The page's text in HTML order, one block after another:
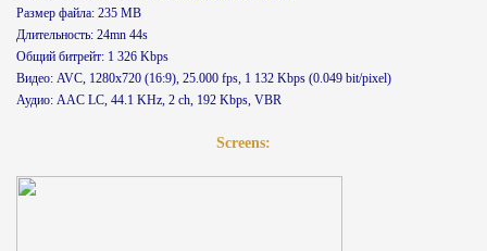
Размер файла: 235 MB
Длительность: 24mn 44s
Общий битрейт: 1 326 Kbps
Видео: AVC, 1280x720 (16:9), 25.000 fps, 1 132 Kbps (0.049 bit/pixel)
Аудио: AAC LC, 44.1 KHz, 2 ch, 192 Kbps, VBR
Screens: